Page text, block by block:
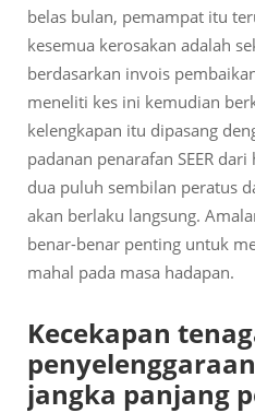
belas bulan, pemampat itu
kesemua kerosakan adalah
berdasarkan invois
meneliti kes ini kemudian
kelengkapan itu dipasang
padanan penarafan SEER
dua puluh sembilan peratus
akan berlaku langsung.
benar-benar penting untuk
mahal pada masa hadapan.
Kecekapan
jangka panjang